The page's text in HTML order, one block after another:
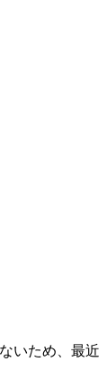
いため、最近